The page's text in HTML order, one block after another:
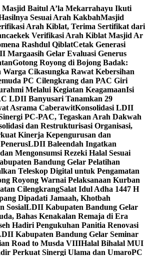
Masjid Baitul A’la Mekarrahayu Ikuti
Sesuai Arah KakbahMasjid
Arah Kiblat, Terima Sertifikat dari
Verifikasi Arah Kiblat Masjid Ar
Rashdul QiblatCetak Generasi
Margaasih Gelar Evaluasi Generus
Gotong Royong di Bojong Badak:
Cikasungka Rawat Kebersihan
PC Cilengkrang dan PAC Giri
Melalui Kegiatan KeagamaanIsi
LDII Banyusari Tanamkan 29
Asrama CaberawitKonsolidasi LDII
PC-PAC, Tegaskan Arah Dakwah
dan Restrukturisasi Organisasi,
Kinerja Kepengurusan dan
LDII Baleendah Ingatkan
Mengonsumsi Rezeki Halal Sesuai
Bandung Gelar Pelatihan
Teleskop Digital untuk Pengamatan
Royong Warnai Pelaksanaan Kurban
CilengkrangSalat Idul Adha 1447 H
Dipadati Jamaah, Khotbah
SosialLDII Kabupaten Bandung Gelar
Bahas Kenakalan Remaja di Era
Hadiri Pengukuhan Panitia Renovasi
Kabupaten Bandung Gelar Seminar
Road to Musda VIIIHalal Bihalal MUI
Perkuat Sinergi Ulama dan UmaroPC